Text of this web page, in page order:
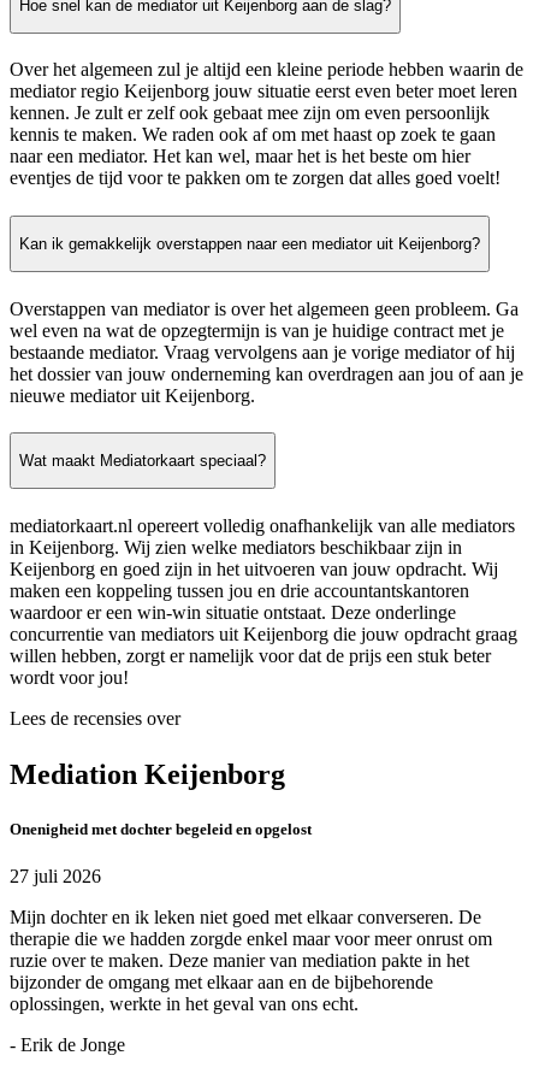
Hoe snel kan de mediator uit Keijenborg aan de slag?
Over het algemeen zul je altijd een kleine periode hebben waarin de
mediator regio Keijenborg jouw situatie eerst even beter moet leren
kennen. Je zult er zelf ook gebaat mee zijn om even persoonlijk
kennis te maken. We raden ook af om met haast op zoek te gaan
naar een mediator. Het kan wel, maar het is het beste om hier
eventjes de tijd voor te pakken om te zorgen dat alles goed voelt!
Kan ik gemakkelijk overstappen naar een mediator uit Keijenborg?
Overstappen van mediator is over het algemeen geen probleem. Ga
wel even na wat de opzegtermijn is van je huidige contract met je
bestaande mediator. Vraag vervolgens aan je vorige mediator of hij
het dossier van jouw onderneming kan overdragen aan jou of aan je
nieuwe mediator uit Keijenborg.
Wat maakt Mediatorkaart speciaal?
mediatorkaart.nl opereert volledig onafhankelijk van alle mediators
in Keijenborg. Wij zien welke mediators beschikbaar zijn in
Keijenborg en goed zijn in het uitvoeren van jouw opdracht. Wij
maken een koppeling tussen jou en drie accountantskantoren
waardoor er een win-win situatie ontstaat. Deze onderlinge
concurrentie van mediators uit Keijenborg die jouw opdracht graag
willen hebben, zorgt er namelijk voor dat de prijs een stuk beter
wordt voor jou!
Lees de recensies over
Mediation Keijenborg
Onenigheid met dochter begeleid en opgelost
27 juli 2026
Mijn dochter en ik leken niet goed met elkaar converseren. De
therapie die we hadden zorgde enkel maar voor meer onrust om
ruzie over te maken. Deze manier van mediation pakte in het
bijzonder de omgang met elkaar aan en de bijbehorende
oplossingen, werkte in het geval van ons echt.
- Erik de Jonge